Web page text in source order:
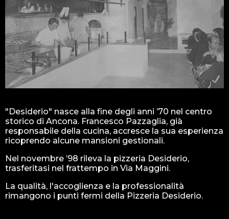
"Desiderio" nasce alla fine degli anni ’70 nel centro
storico di Ancona. Francesco Pazzaglia, già
responsabile della cucina, accresce la sua esperienza
ricoprendo alcune mansioni gestionali.
Nel novembre ’98 rileva la pizzeria Desiderio,
trasferitasi nel frattempo in Via Maggini.
La qualità, l'accoglienza e la professionalità
rimangono i punti fermi della Pizzeria Desiderio.